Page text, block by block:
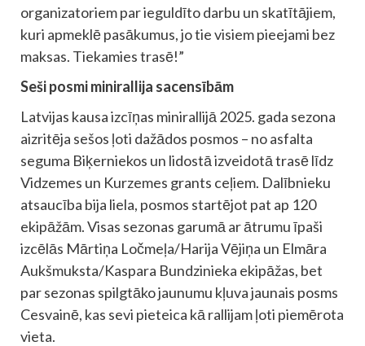
organizatoriem par ieguldīto darbu un skatītājiem,
kuri apmeklē pasākumus, jo tie visiem pieejami bez
maksas. Tiekamies trasē!”
Seši posmi minirallija sacensībām
Latvijas kausa izcīņas minirallijā 2025. gada sezona
aizritēja sešos ļoti dažādos posmos – no asfalta
seguma Biķerniekos un lidostā izveidotā trasē līdz
Vidzemes un Kurzemes grants ceļiem. Dalībnieku
atsaucība bija liela, posmos startējot pat ap 120
ekipāžām. Visas sezonas garumā ar ātrumu īpaši
izcēlās Mārtiņa Ločmeļa/Harija Vējiņa un Elmāra
Aukšmuksta/Kaspara Bundzinieka ekipāžas, bet
par sezonas spilgtāko jaunumu kļuva jaunais posms
Cesvainē, kas sevi pieteica kā rallijam ļoti piemērota
vieta.